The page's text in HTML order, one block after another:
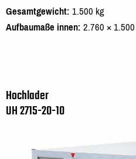
Gesamtgewicht 1.500 kg
Aufbaumaße innen 2.760 ×
Hochlader
UH 2715-20-10